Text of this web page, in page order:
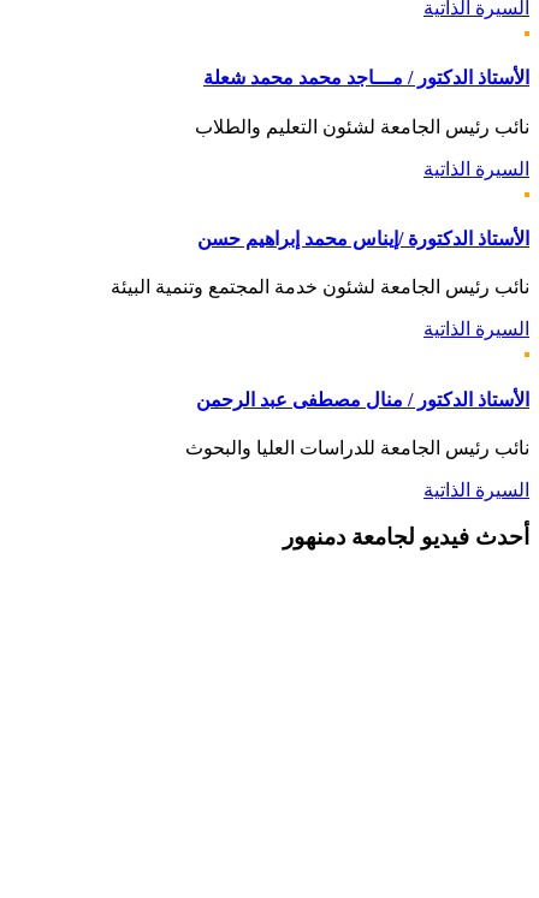
السيرة الذاتية
الأستاذ الدكتور / مـــاجد محمد محمد شعلة
نائب رئيس الجامعة لشئون التعليم والطلاب
السيرة الذاتية
الأستاذ الدكتورة /إيناس محمد إبراهيم حسن
نائب رئيس الجامعة لشئون خدمة المجتمع وتنمية البيئة
السيرة الذاتية
الأستاذ الدكتور / منال مصطفى عبد الرحمن
نائب رئيس الجامعة للدراسات العليا والبحوث
السيرة الذاتية
أحدث فيديو لجامعة دمنهور